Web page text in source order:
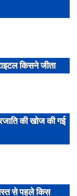
किसने जीता
की खोज की गई
से पहले किस